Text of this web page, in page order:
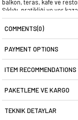
balkon, teras, kafe ve
Şıklığı, pratikliği ve yer
buluşmalar ve profesyonel
COMMENTS(0)
PAYMENT OPTIONS
ITEM RECOMMENDATIONS
PAKETLEME VE KARGO
TEKNIK DETAYLAR